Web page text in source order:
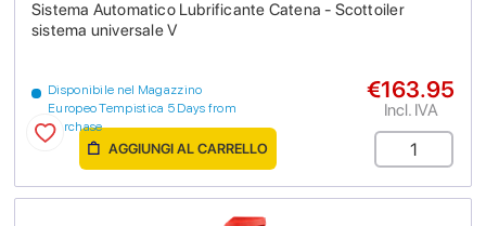
Sistema Automatico Lubrificante Catena - Scottoiler
sistema universale V
Disponibile nel Magazzino
Europeo Tempistica 5 Days from
purchase
€163.95
Incl. IVA
AGGIUNGI AL CARRELLO